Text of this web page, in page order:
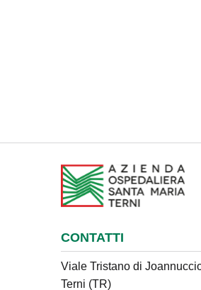
CONTATTI
Viale Tristano di
Terni (TR)